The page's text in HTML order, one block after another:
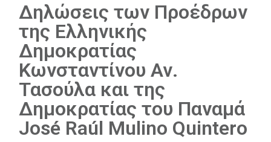
Δηλώσεις των Προέδρων
της Ελληνικής
Δημοκρατίας
Κωνσταντίνου Αν.
Τασούλα και της
Δημοκρατίας του Παναμά
José Raúl Mulino Quintero